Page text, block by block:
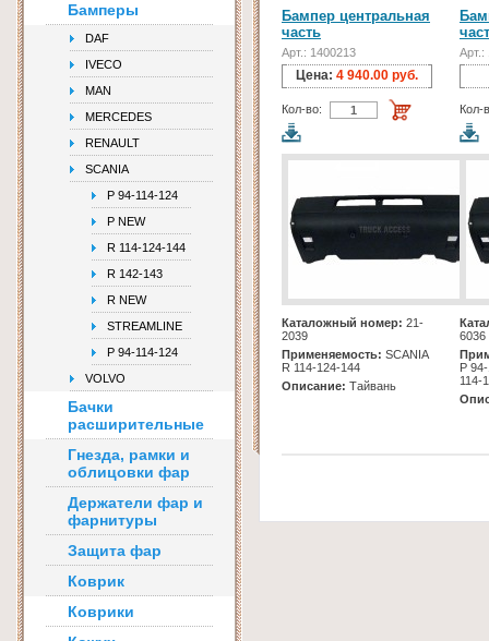
Бамперы
DAF
IVECO
MAN
MERCEDES
RENAULT
SCANIA
P 94-114-124
P NEW
R 114-124-144
R 142-143
R NEW
STREAMLINE
Р 94-114-124
VOLVO
Бачки
расширительные
Гнезда, рамки и
облицовки фар
Держатели фар и
фарнитуры
Защита фар
Коврик
Коврики
Бампер центральная
часть
Арт.: 1400213
Цена: 4 940.00 руб.
Кол-во:
Каталожный номер: 21-
2039
Применяемость: SCANIA
R 114-124-144
Описание: Тайвань
Арт.:
Кол-
6036
Р
114-